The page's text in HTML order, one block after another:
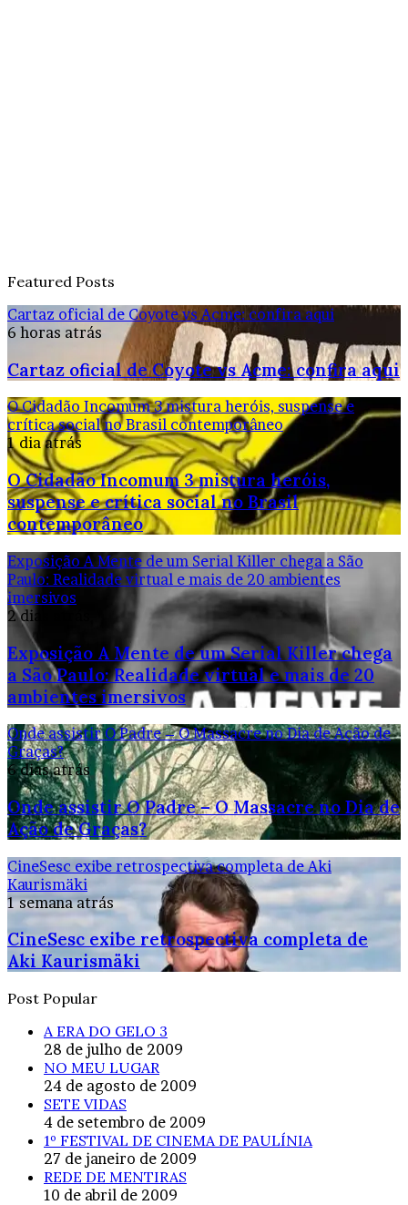
Featured Posts
Cartaz oficial de Coyote vs Acme: confira aqui
6 horas atrás
Cartaz oficial de Coyote vs Acme: confira aqui
O Cidadão Incomum 3 mistura heróis, suspense e
crítica social no Brasil contemporâneo
1 dia atrás
O Cidadão Incomum 3 mistura heróis,
suspense e crítica social no Brasil
contemporâneo
Exposição A Mente de um Serial Killer chega a São
Paulo: Realidade virtual e mais de 20 ambientes
imersivos
2 dias atrás
Exposição A Mente de um Serial Killer chega
a São Paulo: Realidade virtual e mais de 20
ambientes imersivos
Onde assistir O Padre – O Massacre no Dia de Ação de
Graças?
6 dias atrás
Onde assistir O Padre – O Massacre no Dia de
Ação de Graças?
CineSesc exibe retrospectiva completa de Aki
Kaurismäki
1 semana atrás
CineSesc exibe retrospectiva completa de
Aki Kaurismäki
Post Popular
A ERA DO GELO 3
28 de julho de 2009
NO MEU LUGAR
24 de agosto de 2009
SETE VIDAS
4 de setembro de 2009
1º FESTIVAL DE CINEMA DE PAULÍNIA
27 de janeiro de 2009
REDE DE MENTIRAS
10 de abril de 2009